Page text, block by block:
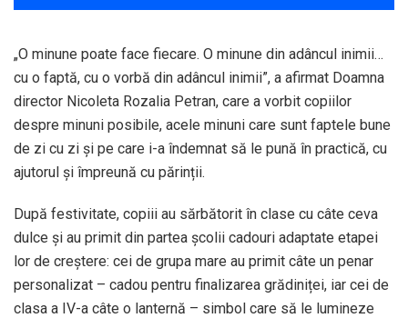
„O minune poate face fiecare. O minune din adâncul inimii…
cu o faptă, cu o vorbă din adâncul inimii”, a afirmat Doamna
director Nicoleta Rozalia Petran, care a vorbit copiilor
despre minuni posibile, acele minuni care sunt faptele bune
de zi cu zi și pe care i-a îndemnat să le pună în practică, cu
ajutorul și împreună cu părinții.
După festivitate, copiii au sărbătorit în clase cu câte ceva
dulce și au primit din partea școlii cadouri adaptate etapei
lor de creștere: cei de grupa mare au primit câte un penar
personalizat – cadou pentru finalizarea grădiniței, iar cei de
clasa a IV-a câte o lanternă – simbol care să le lumineze